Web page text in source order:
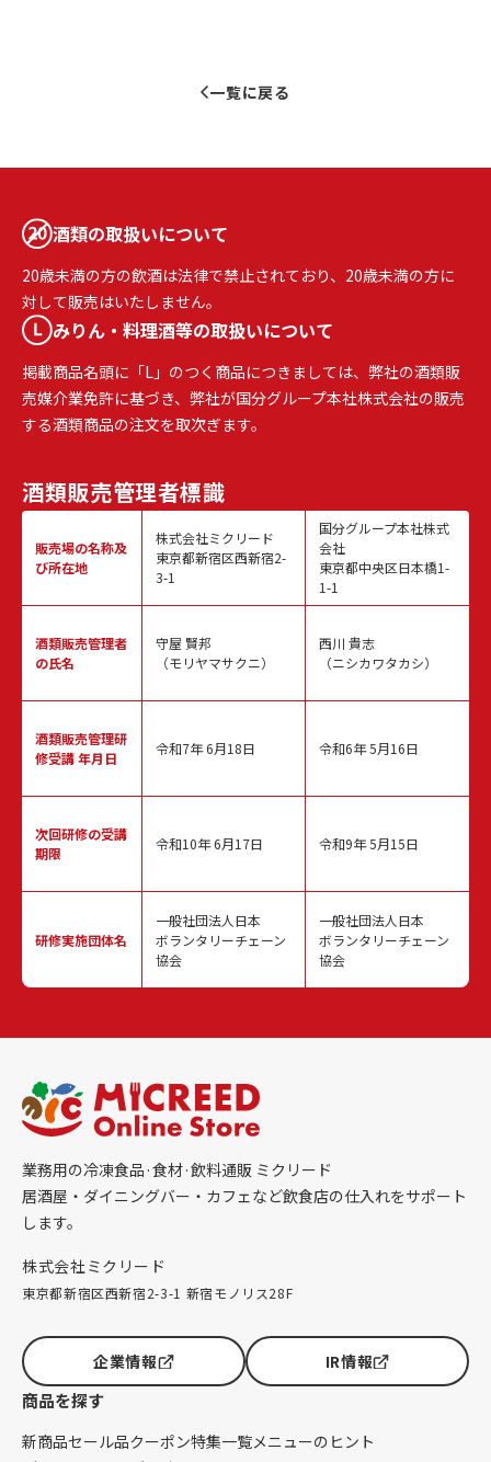
一覧に戻る
酒類の取扱いについて
20歳未満の方の飲酒は法律で禁止されており、20歳未満の方に
対して販売はいたしません。
みりん・料理酒等の取扱いについて
掲載商品名頭に「L」のつく商品につきましては、弊社の酒類販
売媒介業免許に基づき、弊社が国分グループ本社株式会社の販売
する酒類商品の注文を取次ぎます。
酒類販売管理者標識
販売場の名称及
び所在地
酒類販売管理者
の氏名
酒類販売管理研
修受講 年月日
次回研修の受講
期限
研修実施団体名
株式会社ミクリード
東京都新宿区西新宿2-
3-1
守屋 賢邦
（モリヤマサクニ）
令和7年 6月18日
令和10年 6月17日
一般社団法人日本
ボランタリーチェーン
協会
国分グループ本社株式
会社
東京都中央区日本橋1-
1-1
西川 貴志
（ニシカワタカシ）
令和6年 5月16日
令和9年 5月15日
一般社団法人日本
ボランタリーチェーン
協会
業務用の冷凍食品·食材·飲料通販 ミクリード
居酒屋・ダイニングバー・カフェなど飲食店の仕入れをサポート
します。
株式会社ミクリード
東京都新宿区西新宿2-3-1 新宿モノリス28F
企業情報 IR情報
商品を探す
新商品セール品クーポン特集一覧メニューのヒント